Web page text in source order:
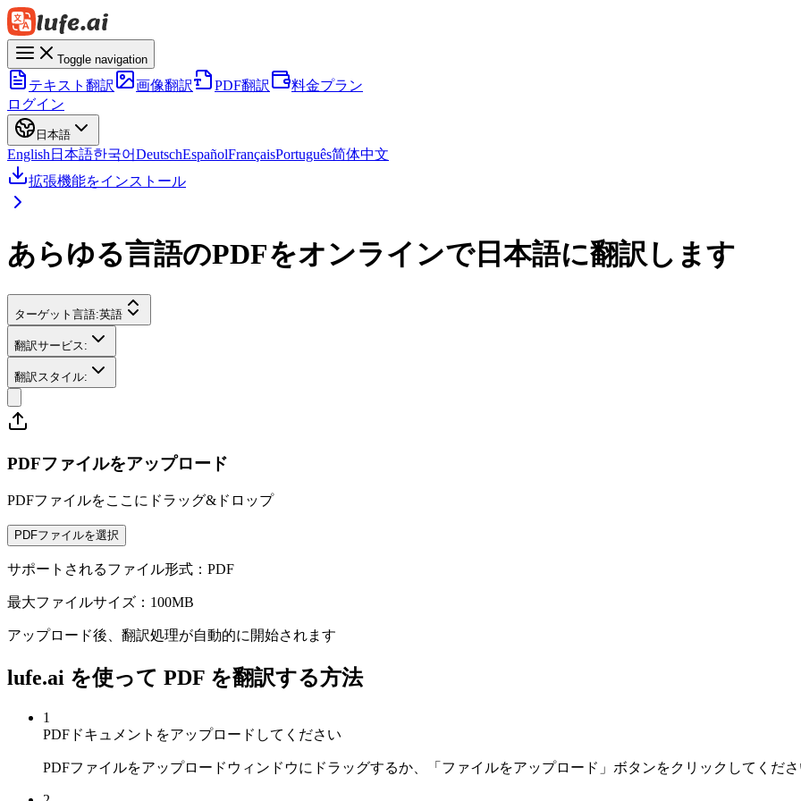
Toggle navigation
テキスト翻訳 画像翻訳 PDF翻訳
料金プラン
ログイン
日本語
English 日本語한국어DeutschEspañolFrançaisPortuguês简体中文
拡張機能をインストール
あらゆる言語のPDFをオンラインで日本語に翻訳します
ターゲット言語:英語
翻訳サービス :
翻訳スタイル:
PDFファイルをアップロード
PDFファイルをここにドラッグ&ドロップ
PDFファイルを選択
サポートされるファイル形式：PDF
最大ファイルサイズ：100MB
アップロード後、翻訳処理が自動的に開始されます
lufe.ai を使って PDF を翻訳する方法
1
PDFドキュメントをアップロードしてください
PDFファイルをアップロードウィンドウにドラッグするか、「ファイルをアップロード」ボタンをクリックしてくだ